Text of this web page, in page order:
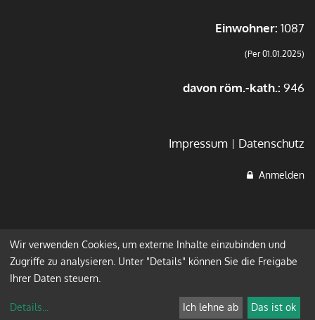
Einwohner: 1087
(Per 01.01.2025)
davon röm.-kath.: 946
Impressum Datenschutz
Anmelden
Wir verwenden Cookies, um externe Inhalte einzubinden und
Zugriffe zu analysieren. Unter "Details" können Sie die Freigabe
Ihrer Daten steuern.
Details... Ich lehne ab Das ist ok